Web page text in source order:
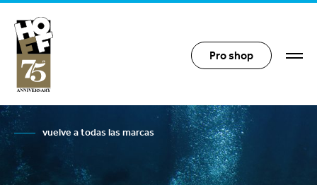
Hoff Distribution
Pro shop
vuelve a todas las marcas